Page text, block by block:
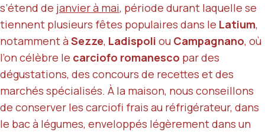
s’étend de janvier à mai, période durant laquelle se
tiennent plusieurs fêtes populaires dans le Latium,
notamment à Sezze, Ladispoli ou Campagnano, où
l’on célèbre le carciofo romanesco par des
dégustations, des concours de recettes et des
marchés spécialisés. À la maison, nous conseillons
de conserver les carciofi frais au réfrigérateur, dans
le bac à légumes, enveloppés légèrement dans un